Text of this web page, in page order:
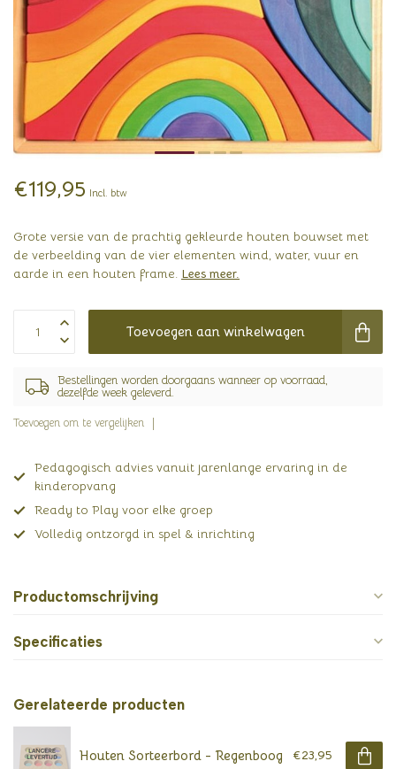
€119,95 Incl. btw
Grote versie van de prachtig gekleurde houten bouwset met
de verbeelding van de vier elementen wind, water, vuur en
aarde in een houten frame. Lees meer.
Toevoegen aan winkelwagen
Bestellingen worden doorgaans wanneer op voorraad,
dezelfde week geleverd.
Toevoegen om te vergelijken
Pedagogisch advies vanuit jarenlange ervaring in de
kinderopvang
Ready to Play voor elke groep
Volledig ontzorgd in spel & inrichting
Productomschrijving
Specificaties
Gerelateerde producten
Houten Sorteerbord - Regenboog €23,95